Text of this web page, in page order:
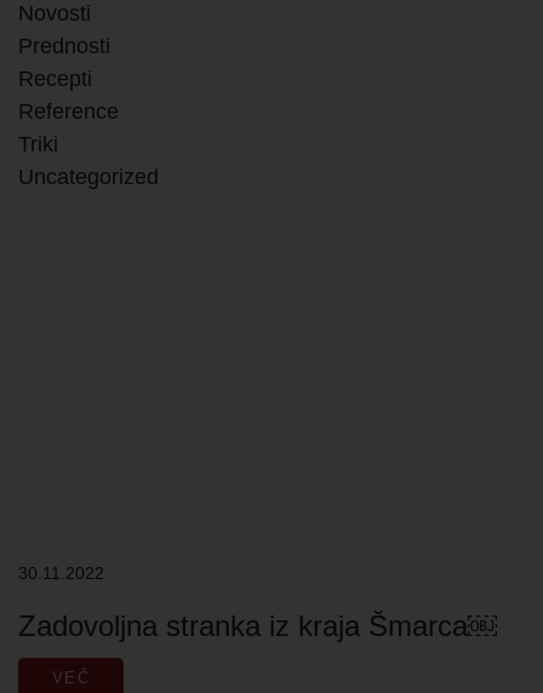
Novosti
Prednosti
Recepti
Reference
Triki
Uncategorized
30.11.2022
Zadovoljna stranka iz kraja Šmarca￼
VEČ